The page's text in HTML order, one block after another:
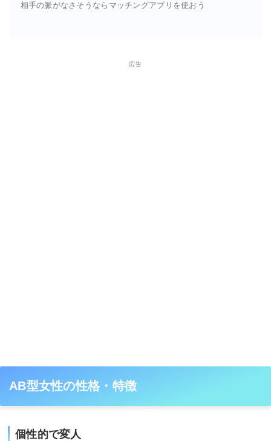
相手の脈がなさそうならマッチングアプリを使おう
広告
AB型女性の性格・特徴
個性的で変人